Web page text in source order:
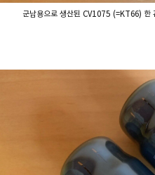
군납용으로 생산된 CV1075 (=KT66)